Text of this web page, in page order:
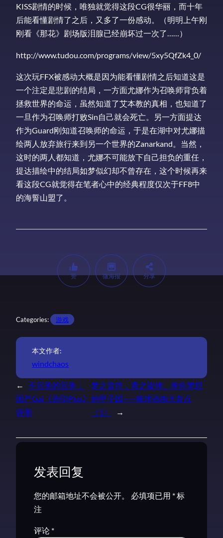
KISS剧情的时候，唯独就觉得这段CG很华丽，而十年
后能看懂剧情了之后，又多了一份感动。（明明上午刚
刚看《那花》剧场版泪腺已经崩坏过一次了……）
http://www.tudou.com/programs/view/5xy5QfZk4_0/
这次玩FFX被感动大概是因为能看懂剧情之后知道这是
一个注定是悲剧的结局，一方面尤娜作为召唤师背负着
拯救世界的命运，虽然知道了艾本教的真相，也知道了
一旦作为召唤师打败Sin自己就会死亡。另一方面提达
作为Guard刚知道召唤师的命运，于是在湖中对尤娜描
绘两人放弃旅行来到另一个世界的Zanarkand。当然，
这时的两人都知道，尤娜不可能放下自己担负的重任，
提达描绘中的结局如梦似幻却不曾存在，这个时候再来
看这段CG就觉得在笔者心中的经典程度仅次于FF8中
的海誓山盟了。
赞 微海报 分享
Categories: 游戏
本文作者:
windchaos
←
不完美的完美：
国产Gal《赤印Plus》
评测
梦之音符，青之旋律。奔向梦想
的甲子园——棒球动画大盘点
（1）
→
发表回复
您的邮箱地址不会被公开。 必填项已用 *标
注
评论 *